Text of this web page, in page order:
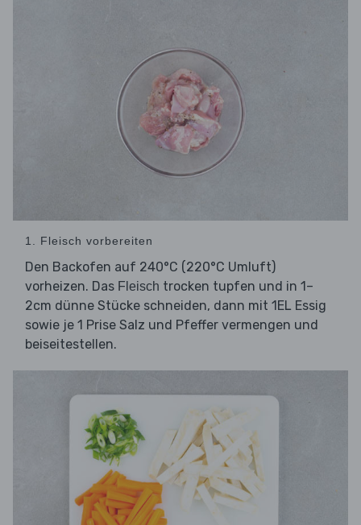
1. Fleisch vorbereiten
Den Backofen auf 240°C (220°C Umluft)
vorheizen. Das Fleisch trocken tupfen und in 1–
2cm dünne Stücke schneiden, dann mit 1EL Essig
sowie je 1 Prise Salz und Pfeffer vermengen und
beiseitestellen.